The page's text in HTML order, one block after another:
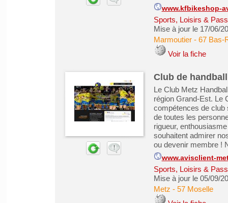
www.kfbikeshop-
Sports, Loisirs &
Mise à jour le 17/06/
Marmoutier- 67 Bas-
Voir la fiche
Club de
Le Club Metz
région Grand-Est. Le
compétences de club
de toutes les
rigueur,
souhaitent admirer
ou devenir membre !
www.avisclient-
Sports, Loisirs &
Mise à jour le 05/09/
Metz - 57 Moselle